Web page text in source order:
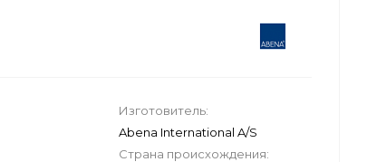
Изготовитель:
Abena International A/S
Страна происхождения: